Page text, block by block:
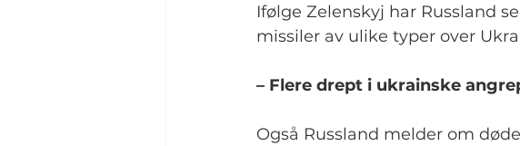
Ifølge Zelenskyj har Russland
missiler av ulike typer over
– Flere drept i ukrainske
Også Russland melder om